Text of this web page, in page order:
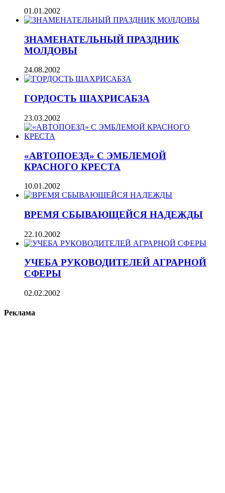
01.01.2002
ЗНАМЕНАТЕЛЬНЫЙ ПРАЗДНИК
МОЛДОВЫ
24.08.2002
ГОРДОСТЬ ШАХРИСАБЗА
23.03.2002
«АВТОПОЕЗД» С ЭМБЛЕМОЙ
КРАСНОГО КРЕСТА
10.01.2002
ВРЕМЯ СБЫВАЮЩЕЙСЯ НАДЕЖДЫ
22.10.2002
УЧЕБА РУКОВОДИТЕЛЕЙ АГРАРНОЙ
СФЕРЫ
02.02.2002
Реклама